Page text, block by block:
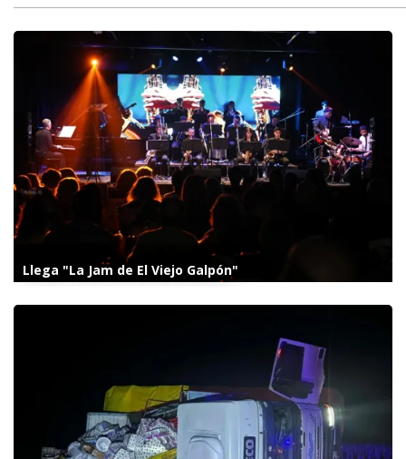
Llega "La Jam de El Viejo Galpón"